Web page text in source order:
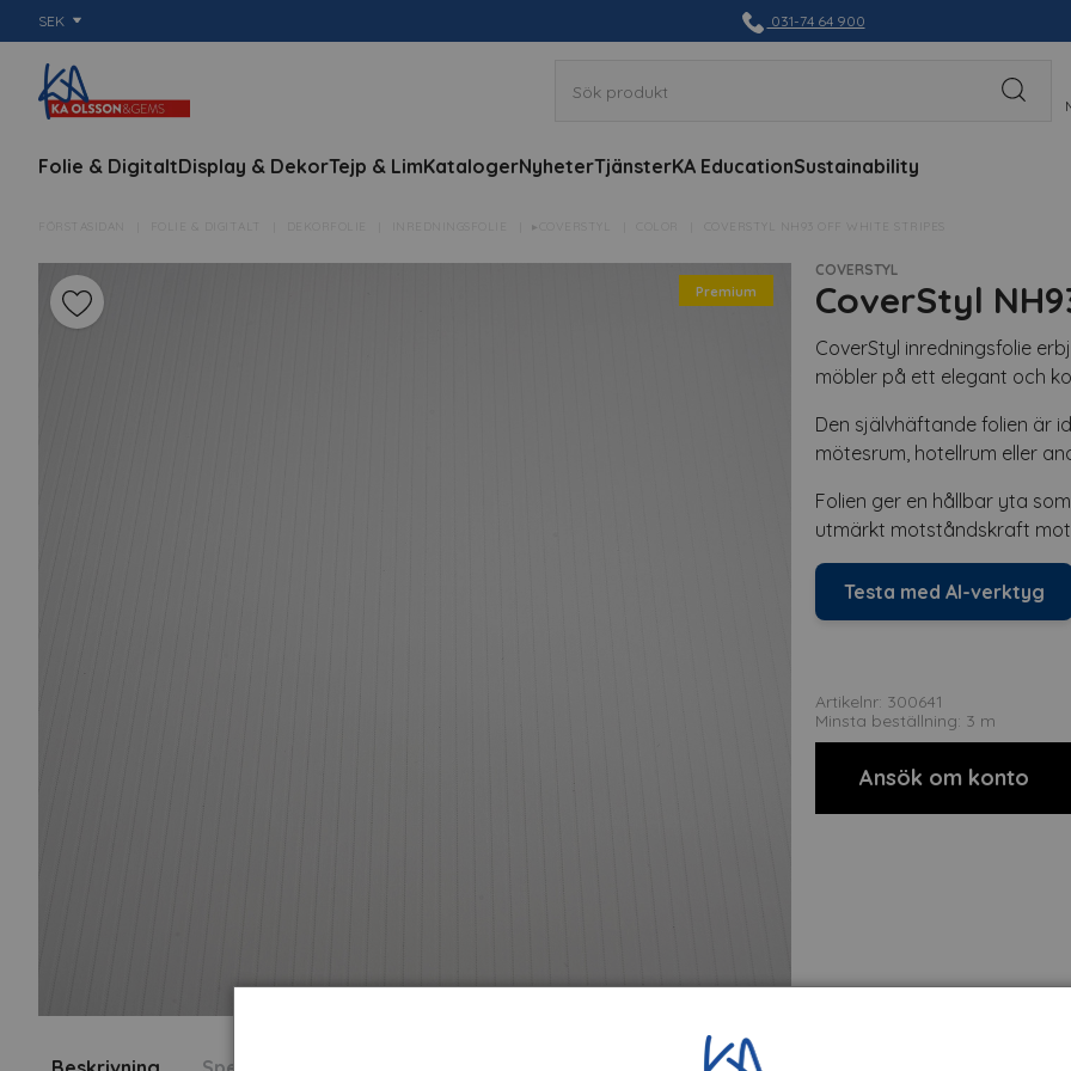
SEK 031-74 64 900
Folie & DigitaltDisplay & DekorTejp & LimKatalogerNyheterTjänsterKA EducationSustainability
FÖRSTASIDAN FOLIE & DIGITALT ▸COVERSTYL COVERSTYL NH93 OFF WHITE STRIPES
Premium
COVERSTYL
CoverStyl
CoverStyl inredningsfolie
möbler på ett elegant och
Den självhäftande folien är
mötesrum, hotellrum eller
Folien ger en hållbar yta
utmärkt motståndskraft mot
Testa med AI-verktyg
Artikelnr: 300641
Minsta beställning: 3 m
Ansök om konto